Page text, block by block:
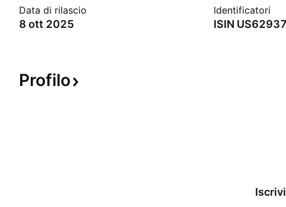
Data di rilascio
8 ott 2025
Identificatori
ISIN
Profilo